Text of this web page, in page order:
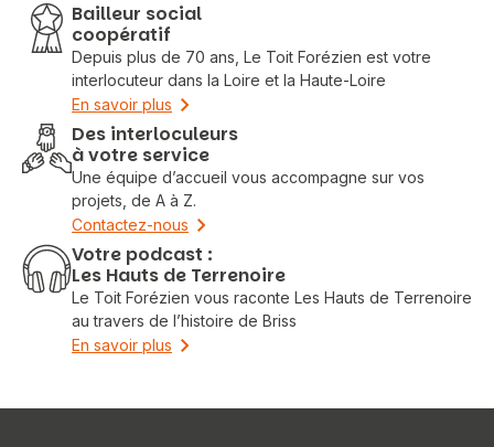
Bailleur social
coopératif
Depuis plus de 70 ans, Le Toit Forézien est votre
interlocuteur dans la Loire et la Haute-Loire
En savoir plus
Des interloculeurs
à votre service
Une équipe d’accueil vous accompagne sur vos
projets, de A à Z.
Contactez-nous
Votre podcast :
Les Hauts de Terrenoire
Le Toit Forézien vous raconte Les Hauts de Terrenoire
au travers de l’histoire de Briss
En savoir plus